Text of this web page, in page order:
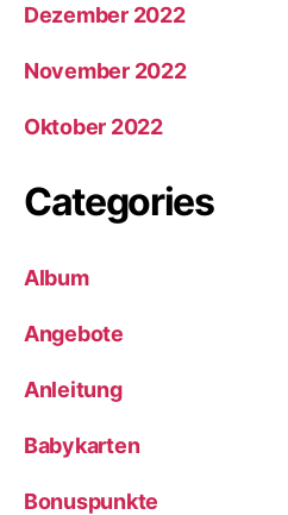
Dezember 2022
November 2022
Oktober 2022
Categories
Album
Angebote
Anleitung
Babykarten
Bonuspunkte